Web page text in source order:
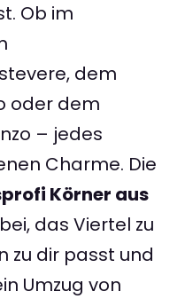
Ob im
dem
oder dem
– jedes
Charme. Die
Körner aus
das Viertel zu
zu dir passt und
Umzug von